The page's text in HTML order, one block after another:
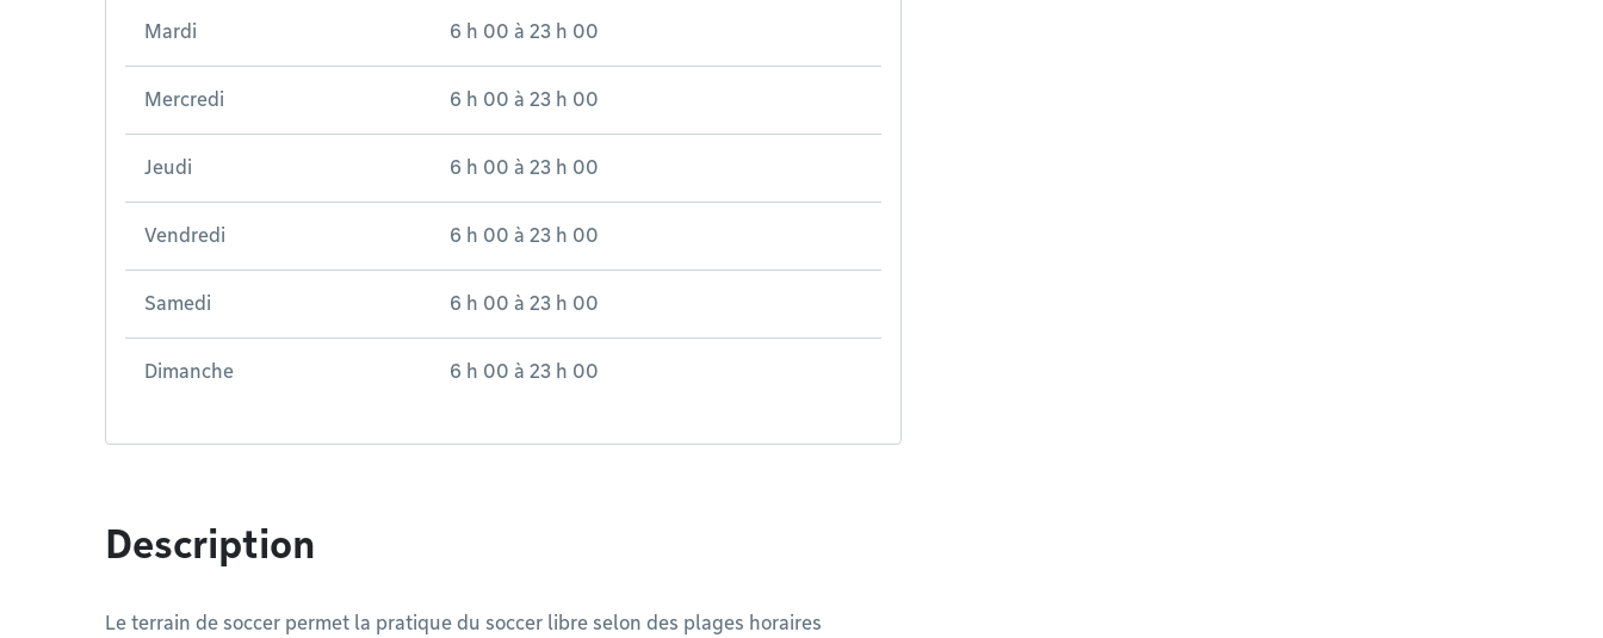
Mardi 6 h 00 à 23 h 00
Mercredi 6 h 00 à 23 h 00
Jeudi 6 h 00 à 23 h 00
Vendredi 6 h 00 à 23 h 00
Samedi 6 h 00 à 23 h 00
Dimanche 6 h 00 à 23 h 00
Description
Le terrain de soccer permet la pratique du soccer libre selon des plages horaires